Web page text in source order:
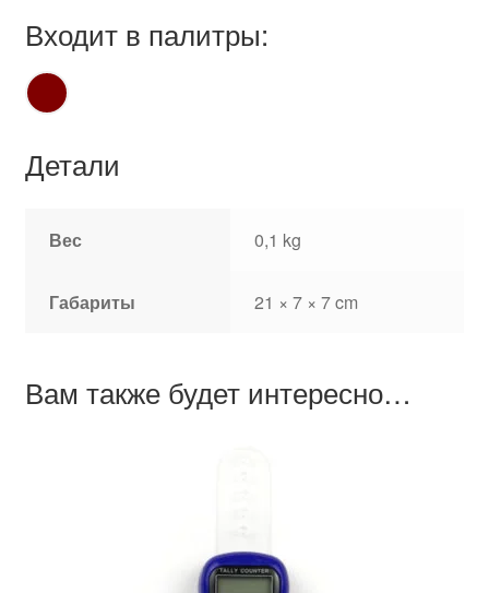
Входит в палитры:
Детали
Вес 0,1 kg
Габариты 21 × 7 × 7 cm
Вам также будет интересно…